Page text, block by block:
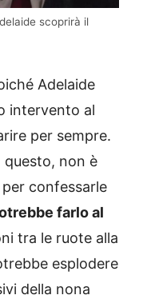
scoprirà il
Adelaide
intervento al
per sempre.
questo, non è
confessarle
farlo al
tra le ruote alla
esplodere
della nona